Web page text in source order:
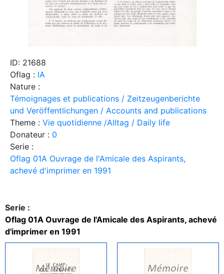
ID: 21688
Oflag : IA
Nature :
Témoignages et publications / Zeitzeugenberichte
und Veröffentlichungen / Accounts and publications
Theme : Vie quotidienne /Alltag / Daily life
Donateur : 0
Serie :
Oflag 01A Ouvrage de l'Amicale des Aspirants,
achevé d'imprimer en 1991
Serie :
Oflag 01A Ouvrage de l'Amicale des Aspirants, achevé
d'imprimer en 1991